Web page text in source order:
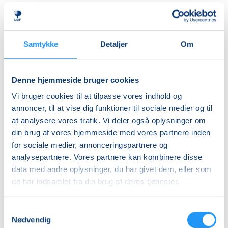
Samtykke Detaljer Om
Denne hjemmeside bruger cookies
Vi bruger cookies til at tilpasse vores indhold og
annoncer, til at vise dig funktioner til sociale medier og til
at analysere vores trafik. Vi deler også oplysninger om
din brug af vores hjemmeside med vores partnere inden
for sociale medier, annonceringspartnere og
analysepartnere. Vores partnere kan kombinere disse
data med andre oplysninger, du har givet dem, eller som
de har indsamlet fra din brug af deres tjenester.
Nødvendig
ALDERSINDDELINGEN ER VEJLEDENDE
Børn er forskellige og udvikler sig i forskellige tempi,
virker utryg ved vand, er det en god idé at tænke lidt
motorisk langt fremme, frisk på nye udfordringer og
måske endda allerede vandtilvænnet, kan det være
en god idé at tænke lidt opad i fht. aldersrammen.
Holdene er små, så der er god mulighed for at tage
individuelle hensyn undervejs.
BEMÆRK
Tilmeldingen gælder en voksen med et barn og det er
kun den voksne, der skal tilmeldes.
Ledig-KBH
Ledig-FRB
DKK 923,00
DKK 907,00
Studerende-FRB
DKK 923,00
Unge (18-25 år)-KBH
DKK 907,00
Info
903300